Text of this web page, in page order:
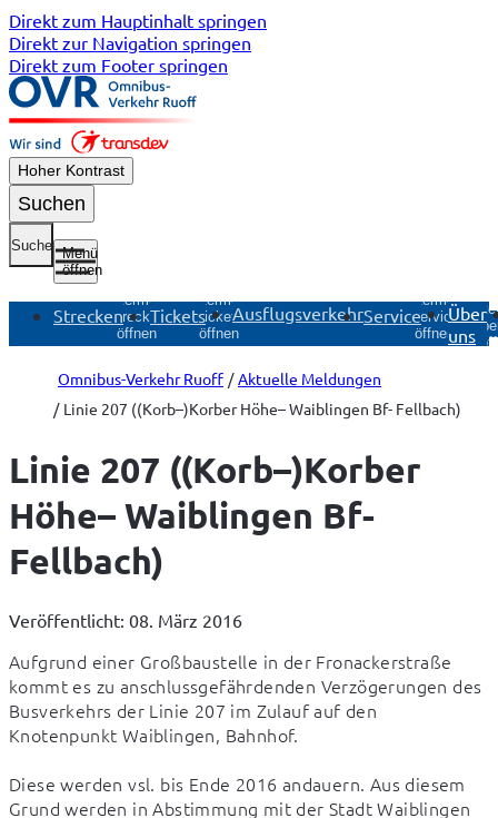
Direkt zum Hauptinhalt springen
Direkt zur Navigation springen
Direkt zum Footer springen
Hoher Kontrast
Suchen
Suche
Menü
öffnen
Strecken
Untermenü
Strecken
öffnen
Tickets
Untermenü
Tickets
öffnen
AusflugsverkehrService
Untermenü
Service
öffnen
Über
uns
Omnibus-Verkehr Ruoff
Aktuelle Meldungen
Linie 207 ((Korb–)Korber Höhe– Waiblingen Bf- Fellbach)
Linie 207 ((Korb–)Korber
Höhe– Waiblingen Bf-
Fellbach)
Veröffentlicht: 08. März 2016
Aufgrund einer Großbaustelle in der Fronackerstraße
kommt es zu anschlussgefährdenden Verzögerungen des
Busverkehrs der Linie 207 im Zulauf auf den
Knotenpunkt Waiblingen, Bahnhof.
Diese werden vsl. bis Ende 2016 andauern. Aus diesem